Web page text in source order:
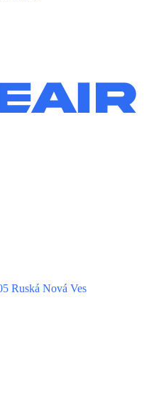
Ruská Nová Ves